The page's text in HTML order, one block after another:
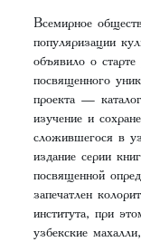
Всемирное
популяризации
объявило о старте
посвященного
проекта —
изучение и
сложившегося в
издание серии
посвященной
запечатлен
института, при
узбекские